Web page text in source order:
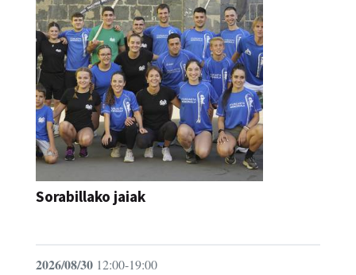
Sorabillako jaiak
2026/08/30 12:00-19:00